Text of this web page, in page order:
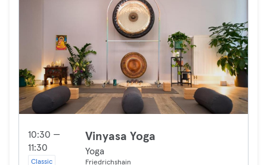
10:30 —
11:30
Classic
Vinyasa Yoga
Yoga
Friedrichshain